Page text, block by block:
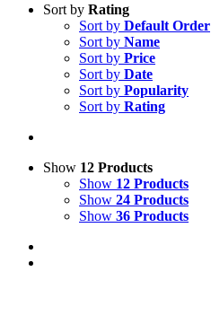
Sort by Rating
Sort by Default Order
Sort by Name
Sort by Price
Sort by Date
Sort by Popularity
Sort by Rating
Show 12 Products
Show 12 Products
Show 24 Products
Show 36 Products